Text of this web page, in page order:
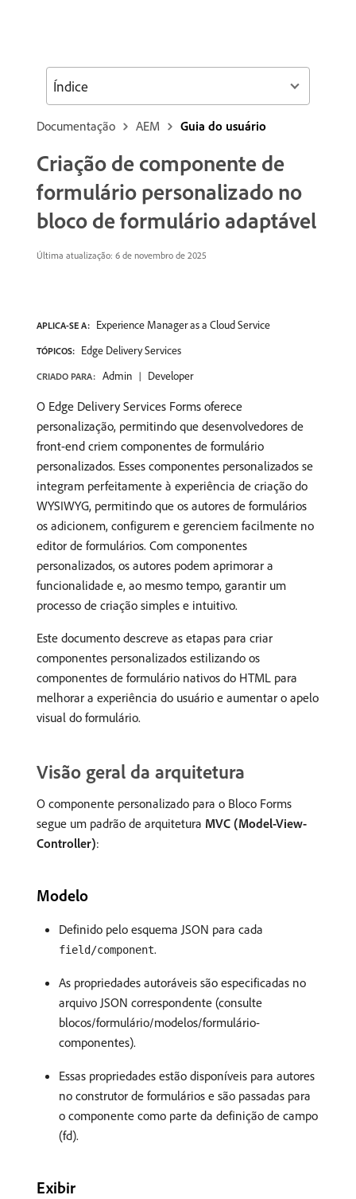
Documentação AEM Guia do usuário
Criação de componente de
formulário personalizado no
bloco de formulário adaptável
Última atualização: 6 de novembro de 2025
APLICA-SE A: Experience Manager as a Cloud Service
TÓPICOS: Edge Delivery Services
CRIADO PARA: Admin Developer
O Edge Delivery Services Forms oferece
personalização, permitindo que desenvolvedores de
front-end criem componentes de formulário
personalizados. Esses componentes personalizados se
integram perfeitamente à experiência de criação do
WYSIWYG, permitindo que os autores de formulários
os adicionem, configurem e gerenciem facilmente no
editor de formulários. Com componentes
personalizados, os autores podem aprimorar a
funcionalidade e, ao mesmo tempo, garantir um
processo de criação simples e intuitivo.
Este documento descreve as etapas para criar
componentes personalizados estilizando os
componentes de formulário nativos do HTML para
melhorar a experiência do usuário e aumentar o apelo
visual do formulário.
Visão geral da arquitetura
O componente personalizado para o Bloco Forms
segue um padrão de arquitetura MVC (Model-View-
Controller):
Modelo
Definido pelo esquema JSON para cada
field/component.
As propriedades autoráveis são especificadas no
arquivo JSON correspondente (consulte
blocos/formulário/modelos/formulário-
componentes).
Essas propriedades estão disponíveis para autores
no construtor de formulários e são passadas para
o componente como parte da definição de campo
(fd).
Exibir
Índice